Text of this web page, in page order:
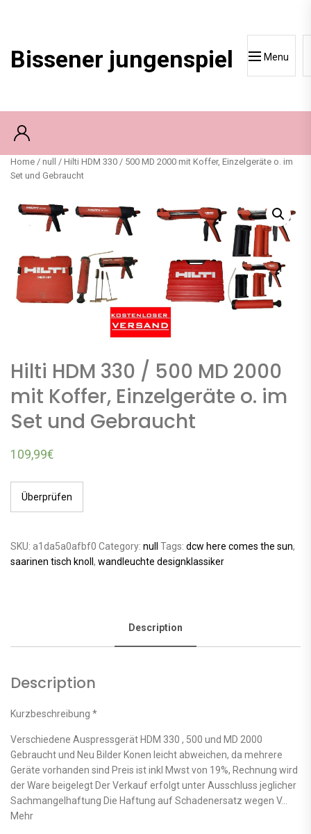
Bissener jungenspiel Menu
Home / null
/ Hilti HDM 330 / 500 MD 2000 mit Koffer, Einzelgeräte o. im
Set und Gebraucht
Hilti HDM 330 / 500 MD 2000
mit Koffer, Einzelgeräte o. im
Set und Gebraucht
109,99€
Überprüfen
SKU: a1da5a0afbf0 Category: null Tags: dcw here comes the sun,
saarinen tisch knoll , wandleuchte designklassiker
Description
Description
Kurzbeschreibung *
Verschiedene Auspressgerät HDM 330 , 500 und MD 2000
Gebraucht und Neu Bilder Konen leicht abweichen, da mehrere
Geräte vorhanden sind Preis ist inkl Mwst von 19%, Rechnung wird
der Ware beigelegt Der Verkauf erfolgt unter Ausschluss jeglicher
Sachmangelhaftung Die Haftung auf Schaden­ersatz wegen V…
Mehr